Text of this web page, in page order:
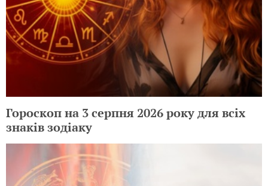
Гороскоп на 3 серпня 2026 року для всіх
знаків зодіаку